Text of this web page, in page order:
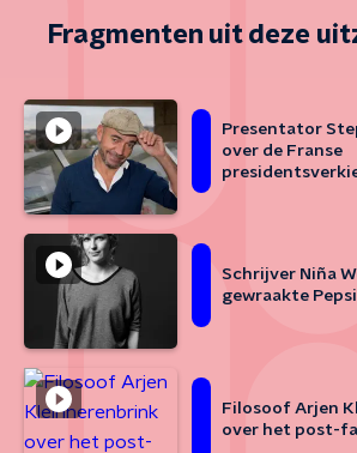
Fragmenten uit deze
Presentator
over de Franse
Schrijver Niña
gewraakte
Filosoof Arjen
over het post-